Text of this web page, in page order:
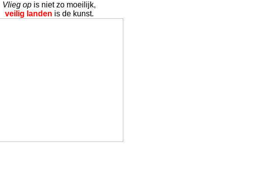
Vlieg op is niet zo moeilijk,
veilig landen is de kunst.